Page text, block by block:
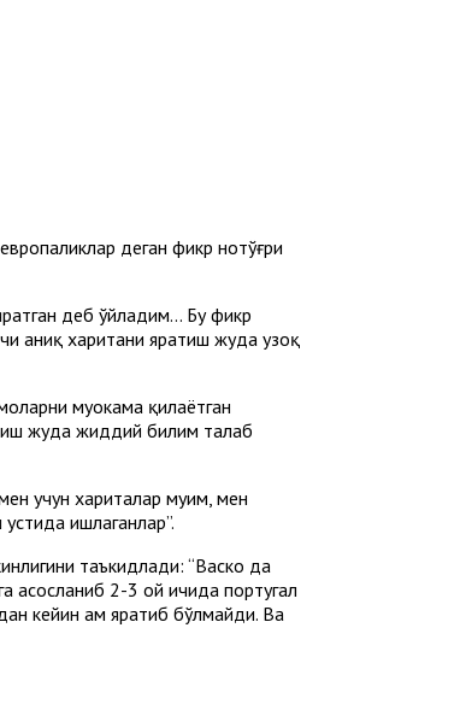
деган фикр нотўғри
деб ўйладим... Бу фикр
аниқ харитани яратиш жуда узоқ
муҳокама қилаётган
жуда жиддий билим талаб
учун хариталар муҳим, мен
ишлаганлар”.
таъкидлади: “Васко да
асосланиб 2-3 ой ичида португал
кейин ҳам яратиб бўлмайди. Ва